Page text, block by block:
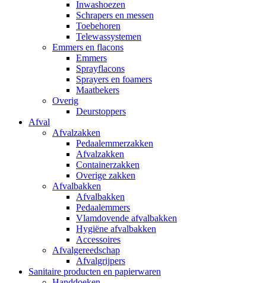
Inwashoezen
Schrapers en messen
Toebehoren
Telewassystemen
Emmers en flacons
Emmers
Sprayflacons
Sprayers en foamers
Maatbekers
Overig
Deurstoppers
Afval
Afvalzakken
Pedaalemmerzakken
Afvalzakken
Containerzakken
Overige zakken
Afvalbakken
Afvalbakken
Pedaalemmers
Vlamdovende afvalbakken
Hygiëne afvalbakken
Accessoires
Afvalgereedschap
Afvalgrijpers
Sanitaire producten en papierwaren